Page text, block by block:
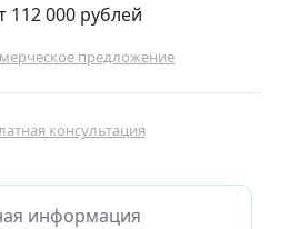
112 000 рублей
предложение
консультация
информация